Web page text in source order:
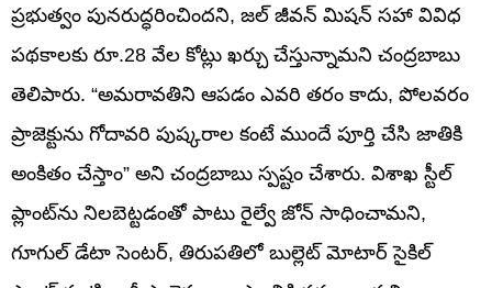
ప్రభుత్వం పునరుద్ధరించిందని, జల్ జీవన్ మిషన్ సహా వివిధ
పథకాలకు రూ.28 వేల కోట్లు ఖర్చు చేస్తున్నామని చంద్రబాబు
తెలిపారు. “అమరావతిని ఆపడం ఎవరి తరం కాదు, పోలవరం
ప్రాజెక్టును గోదావరి పుష్కరాల కంటే ముందే పూర్తి చేసి జాతికి
అంకితం చేస్తాం” అని చంద్రబాబు స్పష్టం చేశారు. విశాఖ స్టీల్
ప్లాంట్‌ను నిలబెట్టడంతో పాటు రైల్వే జోన్ సాధించామని,
గూగుల్ డేటా సెంటర్, తిరుపతిలో బుల్లెట్ మోటార్ సైకిల్